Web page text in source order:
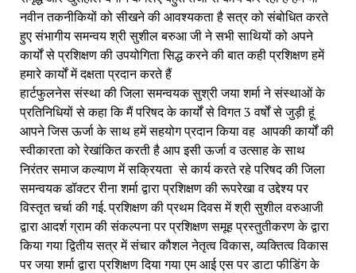
नवीन तकनीकियों को सीखने की आवश्यकता है सत्र को संबोधित करते
हुए संभागीय समन्वय श्री सुशील बरुआ जी ने सभी साथियों को अपने
कार्यों से प्रशिक्षण की उपयोगिता सिद्ध करने की बात कही प्रशिक्षण हमें
हमारे कार्यों में दक्षता प्रदान करते हैं
हार्टफुलनेस संस्था की जिला समन्वयक सुश्री जया शर्मा ने संस्थाओं के
प्रतिनिधियों से कहा कि मैं परिषद के कार्यों से विगत 3 वर्षों से जुड़ी हूं
आपने जिस ऊर्जा के साथ हमें सहयोग प्रदान किया वह आपकी कार्यों की
स्वीकारता को रेखांकित करती है आप इसी ऊर्जा व उत्साह के साथ
निरंतर समाज कल्याण में सक्रियता से कार्य करते रहे परिषद की जिला
समन्वयक डॉक्टर रीना शर्मा द्वारा प्रशिक्षण की रूपरेखा व उद्देश्य पर
विस्तृत चर्चा की गई. प्रशिक्षण की प्रथम दिवस में श्री सुशील वरुआजी
द्वारा आदर्श ग्राम की संकल्पना पर प्रशिक्षण समूह प्रस्तुतीकरण के द्वारा
किया गया द्वितीय सत्र में संचार कौशल नेतृत्व विकास, व्यक्तित्व विकास
पर जया शर्मा द्वारा प्रशिक्षण दिया गया एम आई एस पर डाटा फीडिंग के